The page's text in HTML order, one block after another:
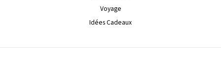
Voyage
Idées Cadeaux